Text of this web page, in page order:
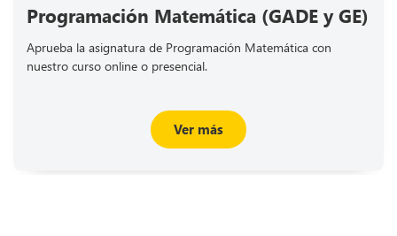
Programación Matemática (GADE y GE)
Aprueba la asignatura de Programación Matemática con
nuestro curso online o presencial.
Ver más